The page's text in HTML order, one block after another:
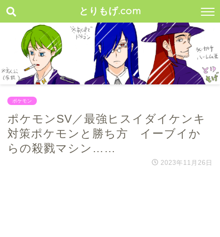
とりもげ.com
ポケモン
ポケモンSV／最強ヒスイダイケンキ
対策ポケモンと勝ち方 イーブイか
らの殺戮マシン……
2023年11月26日